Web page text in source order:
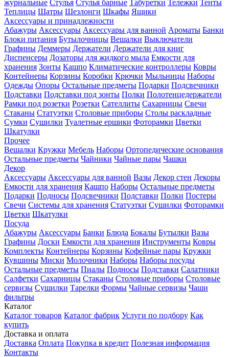
журнальные Стулья Стулья барные Табуретки Тележки Тенты
Теплицы Шатры Шезлонги Шкафы Ящики
Аксессуары и принадлежности
Абажуры Аксессуары Аксессуары для ванной Ароматы Банки
Блоки питания Бутылочницы Вешалки Выключатели
Графины Деммеры Держатели Держатели для книг
Диспенсеры Дозаторы для жидкого мыла Емкости для
хранения Зонты Кашпо Климатические контроллеры Ковры
Контейнеры Корзины Коробки Крючки Мыльницы Наборы
Одежды Опоры Остальные предметы Подарки Подсвечники
Подставки Подставки под зонты Полки Полотенцедержатели
Рамки под розетки Розетки Сателлиты Сахарницы Свечи
Стаканы Статуэтки Столовые приборы Столы раскладные
Сумки Сушилки Туалетные ершики Фоторамки Цветки
Шкатулки
Прочее
Вешалки Кружки Мебель Наборы Ортопедические основания
Остальные предметы Чайники Чайные пары Чашки
Декор
Аксессуары Аксессуары для ванной Вазы Декор стен Декоры
Емкости для хранения Кашпо Наборы Остальные предметы
Подарки Подносы Подсвечники Подставки Полки Постеры
Свечи Системы для хранения Статуэтки Сушилки Фоторамки
Цветки Шкатулки
Посуда
Абажуры Аксессуары Банки Блюда Бокалы Бутылки Вазы
Графины Доски Емкости для хранения Инструменты Ковры
Комплекты Контейнеры Корзины Кофейные пары Кружки
Кувшины Миски Молочники Наборы Наборы посуды
Остальные предметы Пиалы Подносы Подставки Салатники
Салфетки Сахарницы Стаканы Столовые приборы Столовые
сервизы Сушилки Тарелки Формы Чайные сервизы Чаши
фильтры
Каталог
Каталог товаров Каталог фабрик Услуги по подбору Как
купить
Доставка и оплата
Доставка Оплата Покупка в кредит Полезная информация
Контакты